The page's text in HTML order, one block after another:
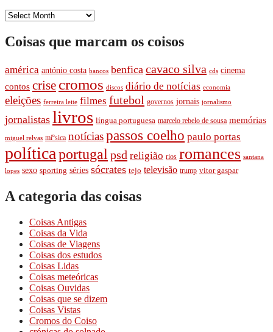
Coisas
Coisas que marcam os coisos
américa antónio costa bancos benfica cavaco silva cds cinema
contos crise cromos discos diário de notí­cias economia
eleições ferreira leite filmes futebol governos jornais jornalismo
jornalistas livros lí­ngua portuguesa marcelo rebelo de sousa memórias
miguel relvas míºsica notí­ciaspassos coelho paulo portas
polí­ticaportugal psd religião rios romances santana
lopes sexo sporting séries sócrates tejo televisão trump vitor gaspar
A categoria das coisas
Coisas Antigas
Coisas da Vida
Coisas de Viagens
Coisas dos estudos
Coisas Lidas
Coisas meteóricas
Coisas Ouvidas
Coisas que se dizem
Coisas Vistas
Cromos do Coiso